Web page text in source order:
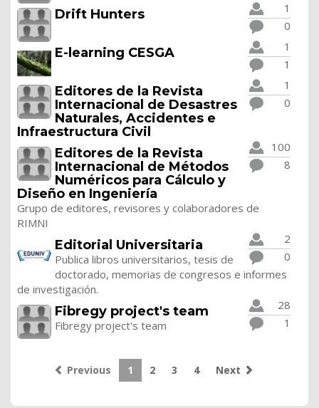
1
0
Drift Hunters
1
1
E-learning CESGA
1
0
Editores de la Revista
Internacional de Desastres
Naturales, Accidentes e
Infraestructura Civil
100
8
Editores de la Revista
Internacional de Métodos
Numéricos para Cálculo y
Diseño en Ingeniería
Grupo de editores, revisores y colaboradores de
RIMNI
2
0
Editorial Universitaria
Publica libros universitarios, tesis de
doctorado, memorias de congresos e informes
de investigación.
28
1
Fibregy project's team
Fibregy project's team
Previous 1 2 3 4 Next